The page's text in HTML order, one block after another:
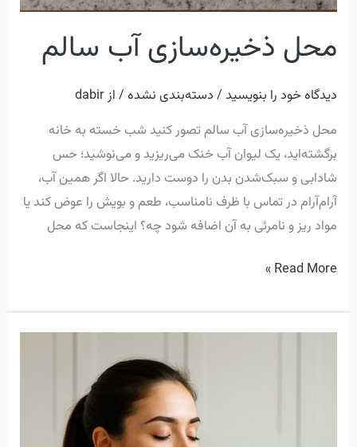
محل ذخیره‌سازی آب سالم
دیدگاه‌ خود را بنویسید/دسته‌بندی نشده/ ازdabir
محل ذخیره‌سازی آب سالم تصور کنید شب خسته به خانه
برگشته‌اید، یک لیوان آب خنک می‌ریزید و می‌نوشید؛ حس
شادابی و سبک‌شدن بدن را دوست دارید. حالا اگر همین آب،
آرام‌آرام در تماس با ظرف نامناسب، طعم و بویش را عوض کند یا
مواد ریز و نامرئی به آن اضافه شود چه؟ اینجاست که محل
Read More »